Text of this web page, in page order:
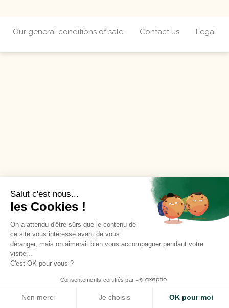
Our general conditions of sale Contact us Legal
ACCEPT
Salut c'est nous...
les Cookies !
On a attendu d'être sûrs que le contenu de
ce site vous intéresse avant de vous
déranger, mais on aimerait bien vous accompagner pendant votre
visite...
C'est OK pour vous ?
Consentements certifiés par
Non merci Je choisis OK pour moi